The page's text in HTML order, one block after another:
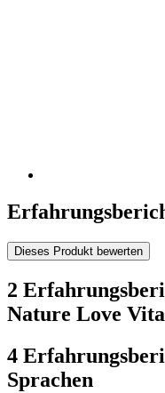
Dieses Produkt bewerten
2
Nature Love
4
Sprachen